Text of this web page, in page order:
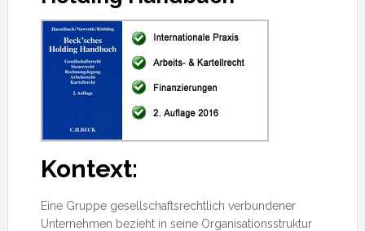
Kontext:
Eine Gruppe gesellschaftsrechtlich verbundener
Unternehmen bezieht in seine Organisationsstruktur